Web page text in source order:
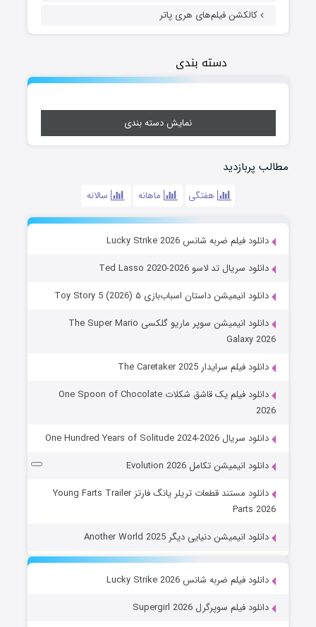
کالکشن فیلم‌های هری پاتر
دسته بندی
نمایش دسته بندی
مطالب پربازدید
هفتگی ماهانه سالانه
دانلود فیلم ضربه شانس Lucky Strike 2026
دانلود سریال تد لاسو Ted Lasso 2020-2026
دانلود انیمیشن داستان اسباب‌بازی ۵ Toy Story 5 (2026)
دانلود انیمیشن سوپر ماریو گلکسی The Super Mario
Galaxy 2026
دانلود فیلم سرایدار The Caretaker 2025
دانلود فیلم یک قاشق شکلات One Spoon of Chocolate
2026
دانلود سریال One Hundred Years of Solitude 2024-2026
دانلود انیمیشن تکامل Evolution 2026
دانلود مستند قطعات تریلر یانگ فارتز Young Farts Trailer
Parts 2026
دانلود انیمیشن دنیایی دیگر Another World 2025
دانلود فیلم ضربه شانس Lucky Strike 2026
دانلود فیلم سوپرگرل Supergirl 2026